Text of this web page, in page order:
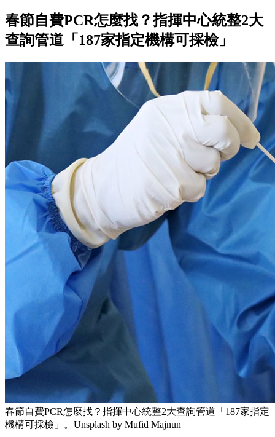
春節自費PCR怎麼找？指揮中心統整2大
查詢管道「187家指定機構可採檢」
春節自費PCR怎麼找？指揮中心統整2大查詢管道「187家指定
機構可採檢」。Unsplash by Mufid Majnun